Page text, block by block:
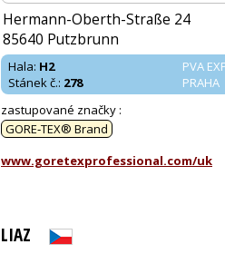
Hermann-Oberth-Straße 24
85640 Putzbrunn
PVA
PRAHA
Hala: H2
Stánek č.: 278
zastupované značky :
GORE‑TEX® Brand
www.goretexprofessional.com/uk
LIAZ